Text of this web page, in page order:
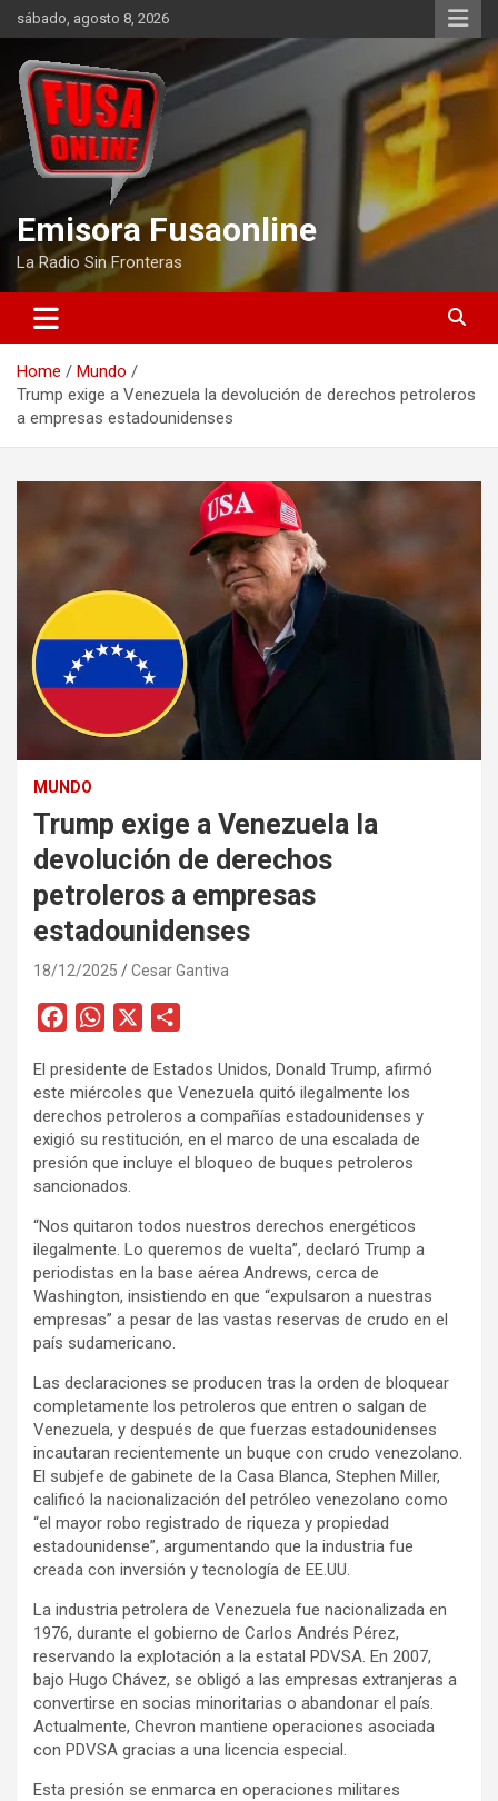
Skip
to
content
sábado, agosto 8, 2026
Emisora Fusaonline
La Radio Sin Fronteras
Home
Mundo
Trump exige a Venezuela la devolución de derechos petroleros
a empresas estadounidenses
MUNDO
Trump exige a Venezuela la
devolución de derechos
petroleros a empresas
estadounidenses
18/12/2025 Cesar Gantiva
c
e
b
o
o
k
W
a
t
s
A
p
p
m
p
r
r
El presidente de Estados Unidos, Donald Trump, afirmó
este miércoles que Venezuela quitó ilegalmente los
derechos petroleros a compañías estadounidenses y
exigió su restitución, en el marco de una escalada de
presión que incluye el bloqueo de buques petroleros
sancionados.
“Nos quitaron todos nuestros derechos energéticos
ilegalmente. Lo queremos de vuelta”, declaró Trump a
periodistas en la base aérea Andrews, cerca de
Washington, insistiendo en que “expulsaron a nuestras
empresas” a pesar de las vastas reservas de crudo en el
país sudamericano.
Las declaraciones se producen tras la orden de bloquear
completamente los petroleros que entren o salgan de
Venezuela, y después de que fuerzas estadounidenses
incautaran recientemente un buque con crudo venezolano.
El subjefe de gabinete de la Casa Blanca, Stephen Miller,
calificó la nacionalización del petróleo venezolano como
“el mayor robo registrado de riqueza y propiedad
estadounidense”, argumentando que la industria fue
creada con inversión y tecnología de EE.UU.
La industria petrolera de Venezuela fue nacionalizada en
1976, durante el gobierno de Carlos Andrés Pérez,
reservando la explotación a la estatal PDVSA. En 2007,
bajo Hugo Chávez, se obligó a las empresas extranjeras a
convertirse en socias minoritarias o abandonar el país.
Actualmente, Chevron mantiene operaciones asociada
con PDVSA gracias a una licencia especial.
Esta presión se enmarca en operaciones militares